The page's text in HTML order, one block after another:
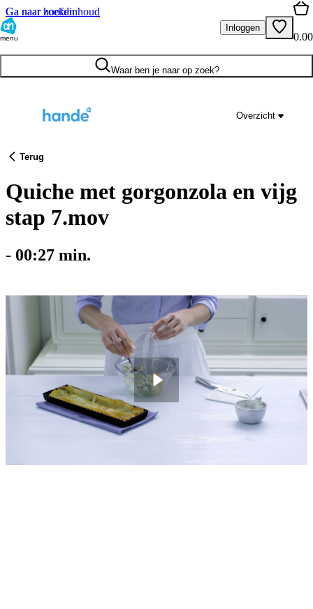
Ga naar hoofdinhoud
Ga naar zoeken
menu
Inloggen
0.00
Waar ben je naar op zoek?
Overzicht
Terug
Quiche met gorgonzola en vijg
stap 7.mov
- 00:27 min.